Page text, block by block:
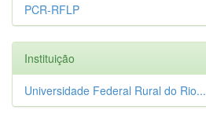
PCR-RFLP
Instituição
Universidade Federal Rural do Rio...